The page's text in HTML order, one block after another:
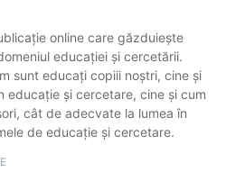
online care găzduiește
educației și cercetării.
sunt educați copiii noștri, cine și
educație și cercetare, cine și cum
cât de adecvate la lumea în
de educație și cercetare.